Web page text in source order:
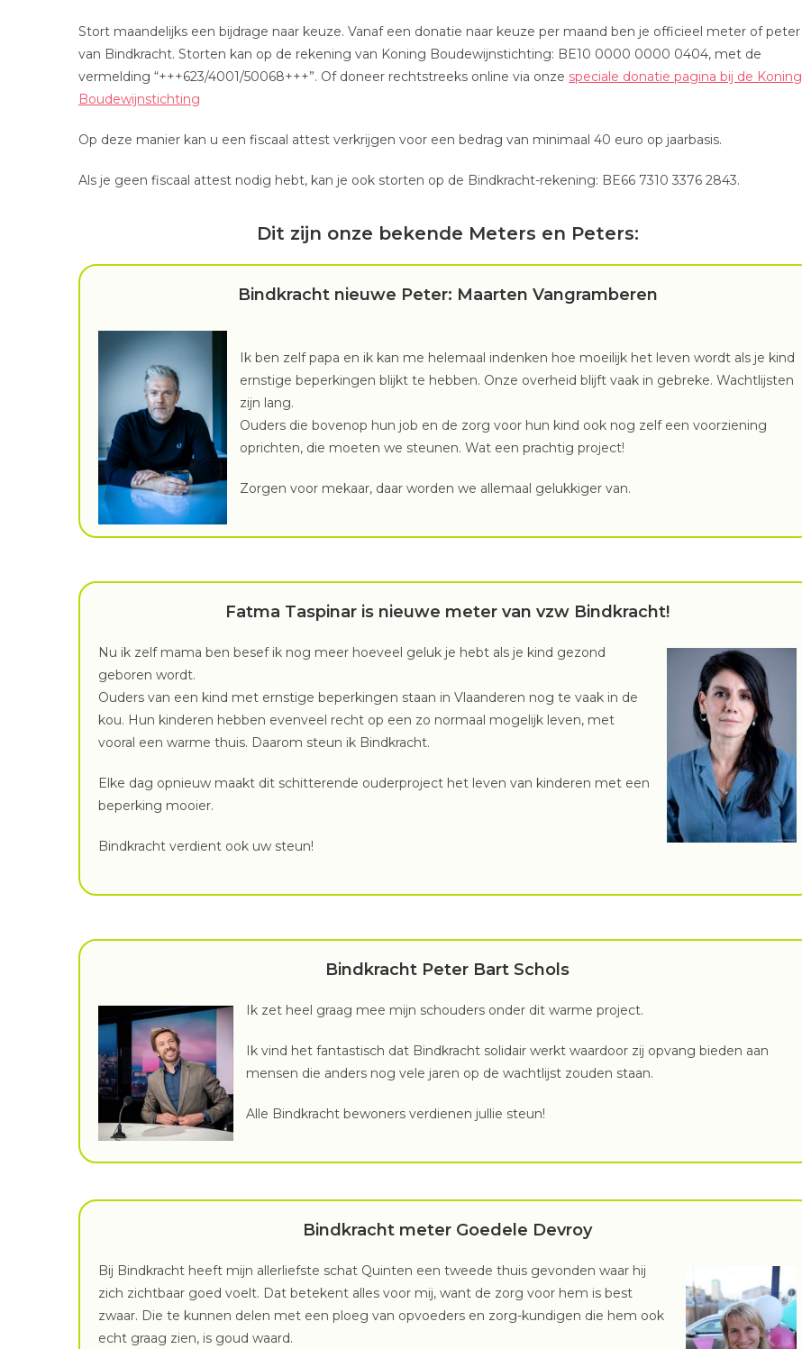
Stort maandelijks een bijdrage naar keuze. Vanaf een donatie naar keuze per maand ben je officieel meter of peter
van Bindkracht. Storten kan op de rekening van Koning Boudewijnstichting: BE10 0000 0000 0404, met de
vermelding “+++623/4001/50068+++”. Of doneer rechtstreeks online via onze speciale donatie pagina bij de Koning
Boudewijnstichting
Op deze manier kan u een fiscaal attest verkrijgen voor een bedrag van minimaal 40 euro op jaarbasis.
Als je geen fiscaal attest nodig hebt, kan je ook storten op de Bindkracht-rekening: BE66 7310 3376 2843.
Dit zijn onze bekende Meters en Peters:
Bindkracht nieuwe Peter: Maarten Vangramberen
Ik ben zelf papa en ik kan me helemaal indenken hoe moeilijk het leven wordt als je kind
ernstige beperkingen blijkt te hebben. Onze overheid blijft vaak in gebreke. Wachtlijsten
zijn lang.
Ouders die bovenop hun job en de zorg voor hun kind ook nog zelf een voorziening
oprichten, die moeten we steunen. Wat een prachtig project!
Zorgen voor mekaar, daar worden we allemaal gelukkiger van.
Fatma Taspinar is nieuwe meter van vzw Bindkracht!
Nu ik zelf mama ben besef ik nog meer hoeveel geluk je hebt als je kind gezond
geboren wordt.
Ouders van een kind met ernstige beperkingen staan in Vlaanderen nog te vaak in de
kou. Hun kinderen hebben evenveel recht op een zo normaal mogelijk leven, met
vooral een warme thuis. Daarom steun ik Bindkracht.
Elke dag opnieuw maakt dit schitterende ouderproject het leven van kinderen met een
beperking mooier.
Bindkracht verdient ook uw steun!
Bindkracht Peter Bart Schols
Ik zet heel graag mee mijn schouders onder dit warme project.
Ik vind het fantastisch dat Bindkracht solidair werkt waardoor zij opvang bieden aan
mensen die anders nog vele jaren op de wachtlijst zouden staan.
Alle Bindkracht bewoners verdienen jullie steun!
Bindkracht meter Goedele Devroy
Bij Bindkracht heeft mijn allerliefste schat Quinten een tweede thuis gevonden waar hij
zich zichtbaar goed voelt. Dat betekent alles voor mij, want de zorg voor hem is best
zwaar. Die te kunnen delen met een ploeg van opvoeders en zorg-kundigen die hem ook
echt graag zien, is goud waard.